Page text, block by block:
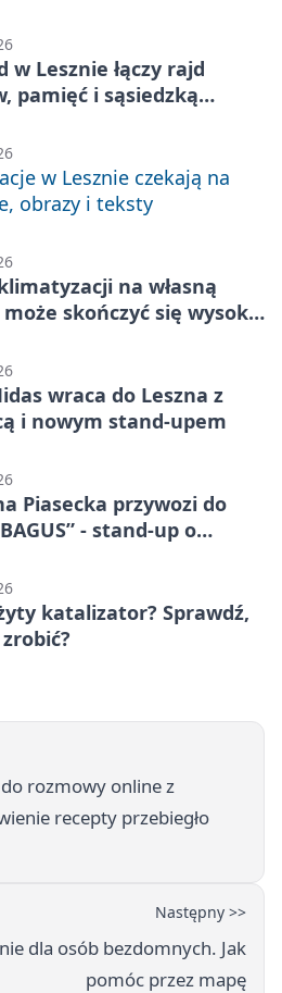
w Lesznie łączy rajd
pamięć i sąsiedzką
w Lesznie czekają na
obrazy i teksty
na własną
może skończyć się wysoką
wraca do Leszna z
i nowym stand-upem
Piasecka przywozi do
- stand-up o
katalizator? Sprawdź,
rozmowy online z
recepty przebiegło
Następny >>
dla osób bezdomnych. Jak
pomóc przez mapę